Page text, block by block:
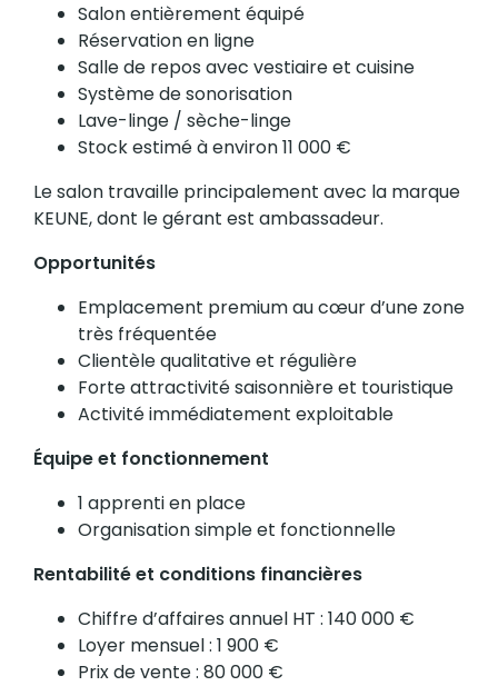
Salon entièrement équipé
Réservation en ligne
Salle de repos avec vestiaire et cuisine
Système de sonorisation
Lave-linge / sèche-linge
Stock estimé à environ 11 000 €
Le salon travaille principalement avec la marque
KEUNE, dont le gérant est ambassadeur.
Opportunités
Emplacement premium au cœur d’une zone
très fréquentée
Clientèle qualitative et régulière
Forte attractivité saisonnière et touristique
Activité immédiatement exploitable
Équipe et fonctionnement
1 apprenti en place
Organisation simple et fonctionnelle
Rentabilité et conditions financières
Chiffre d’affaires annuel HT : 140 000 €
Loyer mensuel : 1 900 €
Prix de vente : 80 000 €